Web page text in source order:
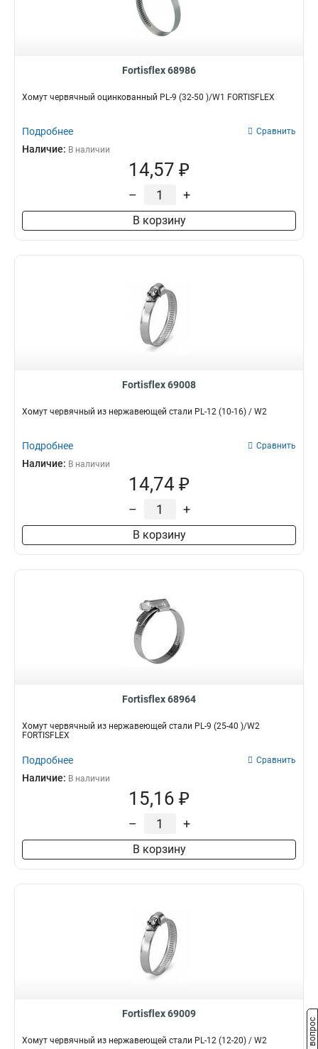
Fortisflex 68986
Хомут червячный оцинкованный PL-9 (32-50 )/W1 FORTISFLEX
Подробнее Сравнить
Наличие: В наличии
14,57 ₽
– +
В корзину
Fortisflex 69008
Хомут червячный из нержавеющей стали PL-12 (10-16) / W2
Подробнее Сравнить
Наличие: В наличии
14,74 ₽
– +
В корзину
Fortisflex 68964
Хомут червячный из нержавеющей стали PL-9 (25-40 )/W2
FORTISFLEX
Подробнее Сравнить
Наличие: В наличии
15,16 ₽
– +
В корзину
Fortisflex 69009
Хомут червячный из нержавеющей стали PL-12 (12-20) / W2